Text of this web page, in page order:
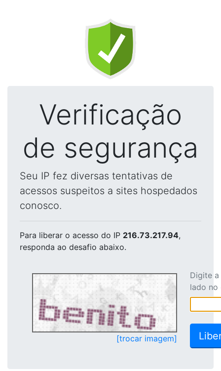
Verificação
de segurança
Seu IP fez diversas tentativas de
acessos suspeitos a sites hospedados
conosco.
Para liberar o acesso do IP 216.73.217.94,
responda ao desafio abaixo.
[trocar imagem]
Digite
lado no